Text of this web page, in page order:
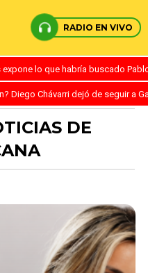
RADIO EN VIVO
expone lo que habría buscado
Diego Chávarri dejó de seguir a
DE